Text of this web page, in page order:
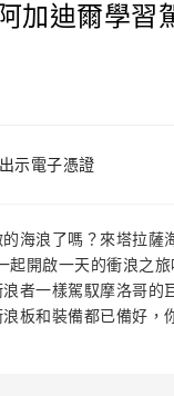
加迪爾學習
示電子憑證
海浪了嗎？來塔拉
起開啟一天的衝浪之
者一樣駕馭摩洛哥
板和裝備都已備好，